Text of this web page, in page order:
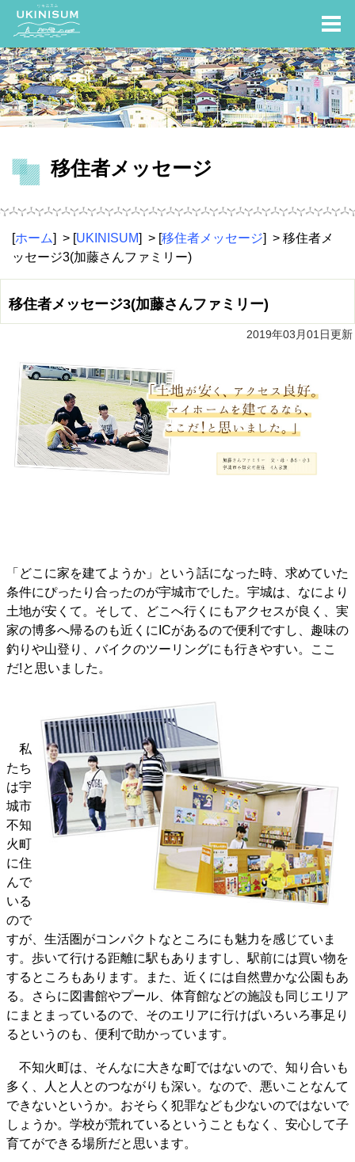
移住者メッセージ
[ホーム] > [UKINISUM] > [移住者メッセージ] > 移住者メ
ッセージ3(加藤さんファミリー)
移住者メッセージ3(加藤さんファミリー)
2019年03月01日更新
「どこに家を建てようか」という話になった時、求めていた
条件にぴったり合ったのが宇城市でした。宇城は、なにより
土地が安くて。そして、どこへ行くにもアクセスが良く、実
家の博多へ帰るのも近くにICがあるので便利ですし、趣味の
釣りや山登り、バイクのツーリングにも行きやすい。ここ
だ!と思いました。
私
たち
は宇
城市
不知
火町
に住
んで
いる
ので
すが、生活圏がコンパクトなところにも魅力を感じていま
す。歩いて行ける距離に駅もありますし、駅前には買い物を
するところもあります。また、近くには自然豊かな公園もあ
る。さらに図書館やプール、体育館などの施設も同じエリア
にまとまっているので、そのエリアに行けばいろいろ事足り
るというのも、便利で助かっています。
不知火町は、そんなに大きな町ではないので、知り合いも
多く、人と人とのつながりも深い。なので、悪いことなんて
できないというか。おそらく犯罪なども少ないのではないで
しょうか。学校が荒れているということもなく、安心して子
育てができる場所だと思います。